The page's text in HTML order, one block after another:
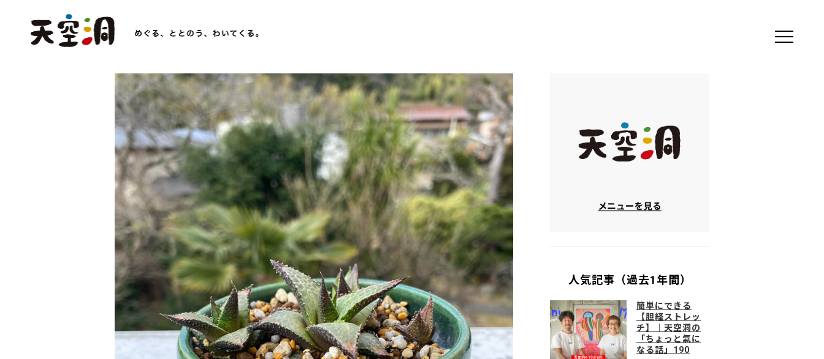
人気記事（過去1年間）
簡単にできる
【胆経ストレッ
チ】｜天空洞の
「ちょっと氣に
なる話」190